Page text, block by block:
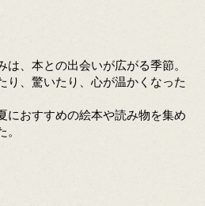
は、本との出会いが広がる季節。
り、驚いたり、心が温かくなった
におすすめの絵本や読み物を集め
。